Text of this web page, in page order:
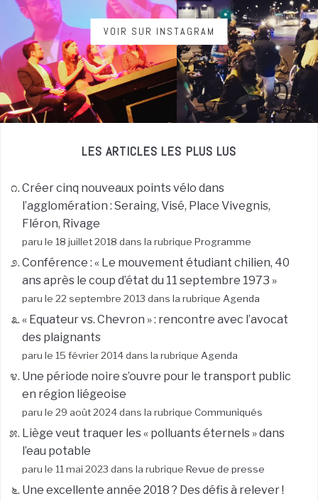
VOIR SUR INSTAGRAM
LES ARTICLES LES PLUS LUS
Créer cinq nouveaux points vélo dans
l’agglomération : Seraing, Visé, Place Vivegnis,
Fléron, Rivage
paru le 18 juillet 2018 dans la rubrique Programme
Conférence : « Le mouvement étudiant chilien, 40
ans après le coup d’état du 11 septembre 1973 »
paru le 22 septembre 2013 dans la rubrique Agenda
« Equateur vs. Chevron » : rencontre avec l’avocat
des plaignants
paru le 15 février 2014 dans la rubrique Agenda
Une période noire s’ouvre pour le transport public
en région liégeoise
paru le 29 août 2024 dans la rubrique Communiqués
Liège veut traquer les « polluants éternels » dans
l’eau potable
paru le 11 mai 2023 dans la rubrique Revue de presse
Une excellente année 2018 ? Des défis à relever !